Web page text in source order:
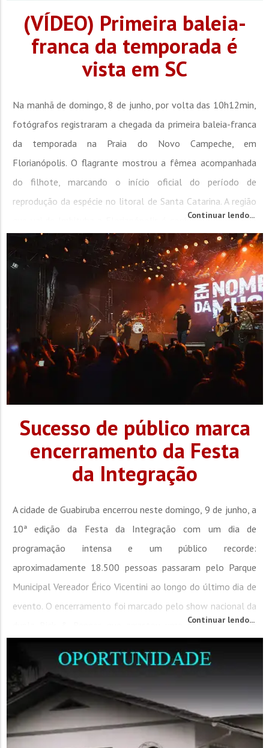
(VÍDEO) Primeira baleia-
franca da temporada é
vista em SC
Na manhã de domingo, 8 de junho, por volta das 10h12min,
fotógrafos registraram a chegada da primeira baleia-franca
da temporada na Praia do Novo Campeche, em
Florianópolis. O flagrante mostrou a fêmea acompanhada
do filhote, marcando o início oficial do período de
reprodução da espécie no litoral de Santa Catarina. A região
que vai de Imbituba a Florianópolis é conhecida como área
de...
Continuar lendo...
Sucesso de público marca
encerramento da Festa
da Integração
A cidade de Guabiruba encerrou neste domingo, 9 de junho, a
10ª edição da Festa da Integração com um dia de
programação intensa e um público recorde:
aproximadamente 18.500 pessoas passaram pelo Parque
Municipal Vereador Érico Vicentini ao longo do último dia de
evento. O encerramento foi marcado pelo show nacional da
dupla Rick & Renner, que arrastou uma multidão para o
Continuar lendo...